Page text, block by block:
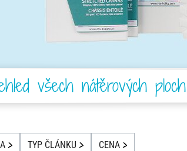
všech nátěrových ploch
TYP ČLÁNKU CENA